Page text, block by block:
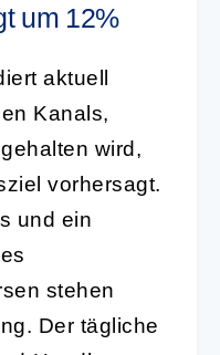
um 12%
aktuell
Kanals,
wird,
vorhersagt.
und ein
stehen
Der tägliche